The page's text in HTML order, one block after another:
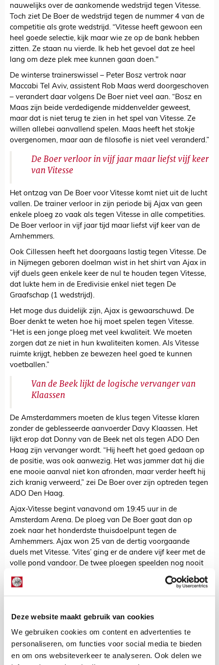
Deze website maakt gebruik van cookies
We gebruiken cookies om content en advertenties te
personaliseren, om functies voor social media te bieden
en om ons websiteverkeer te analyseren. Ook delen we
nauwelijks over de aankomende wedstrijd tegen Vitesse.
Toch ziet De Boer de wedstrijd tegen de nummer 4 van de
competitie als grote wedstrijd. “Vitesse heeft gewoon een
heel goede selectie, kijk maar wie ze op de bank hebben
zitten. Ze staan nu vierde. Ik heb het gevoel dat ze heel
lang om deze plek mee kunnen gaan doen."
De winterse trainerswissel – Peter Bosz vertrok naar
Maccabi Tel Aviv, assistent Rob Maas werd doorgeschoven
– verandert daar volgens De Boer niet veel aan. “Bosz en
Maas zijn beide verdedigende middenvelder geweest,
maar dat is niet terug te zien in het spel van Vitesse. Ze
willen allebei aanvallend spelen. Maas heeft het stokje
overgenomen, maar aan de filosofie is niet veel veranderd.”
De Boer verloor in vijf jaar maar liefst vijf keer
van Vitesse
Het ontzag van De Boer voor Vitesse komt niet uit de lucht
vallen. De trainer verloor in zijn periode bij Ajax van geen
enkele ploeg zo vaak als tegen Vitesse in alle competities.
De Boer verloor in vijf jaar tijd maar liefst vijf keer van de
Arnhemmers.
Ook Cillessen heeft het doorgaans lastig tegen Vitesse. De
in Nijmegen geboren doelman wist in het shirt van Ajax in
vijf duels geen enkele keer de nul te houden tegen Vitesse,
dat lukte hem in de Eredivisie enkel niet tegen De
Graafschap (1 wedstrijd).
Het moge dus duidelijk zijn, Ajax is gewaarschuwd. De
Boer denkt te weten hoe hij moet spelen tegen Vitesse.
“Het is een jonge ploeg met veel kwaliteit. We moeten
zorgen dat ze niet in hun kwaliteiten komen. Als Vitesse
ruimte krijgt, hebben ze bewezen heel goed te kunnen
voetballen.”
Van de Beek lijkt de logische vervanger van
Klaassen
De Amsterdammers moeten de klus tegen Vitesse klaren
zonder de geblesseerde aanvoerder Davy Klaassen. Het
lijkt erop dat Donny van de Beek net als tegen ADO Den
Haag zijn vervanger wordt. “Hij heeft het goed gedaan op
de positie, was ook aanwezig. Het was jammer dat hij die
ene mooie aanval niet kon afronden, maar verder heeft hij
zich kranig verweerd,” zei De Boer over zijn optreden tegen
ADO Den Haag.
Ajax-Vitesse begint vanavond om 19:45 uur in de
Amsterdam Arena. De ploeg van De Boer gaat dan op
zoek naar het honderdste thuisdoelpunt tegen de
Arnhemmers. Ajax won 25 van de dertig voorgaande
duels met Vitesse. ‘Vites’ ging er de andere vijf keer met de
volle pond vandoor. De twee ploegen speelden nog nooit
gelijk tegen elkaar in Amsterdam.
Bekijk alle berichten van De Redactie